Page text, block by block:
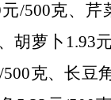
元/500克、芹
胡萝卜 1.93
500克、长豆